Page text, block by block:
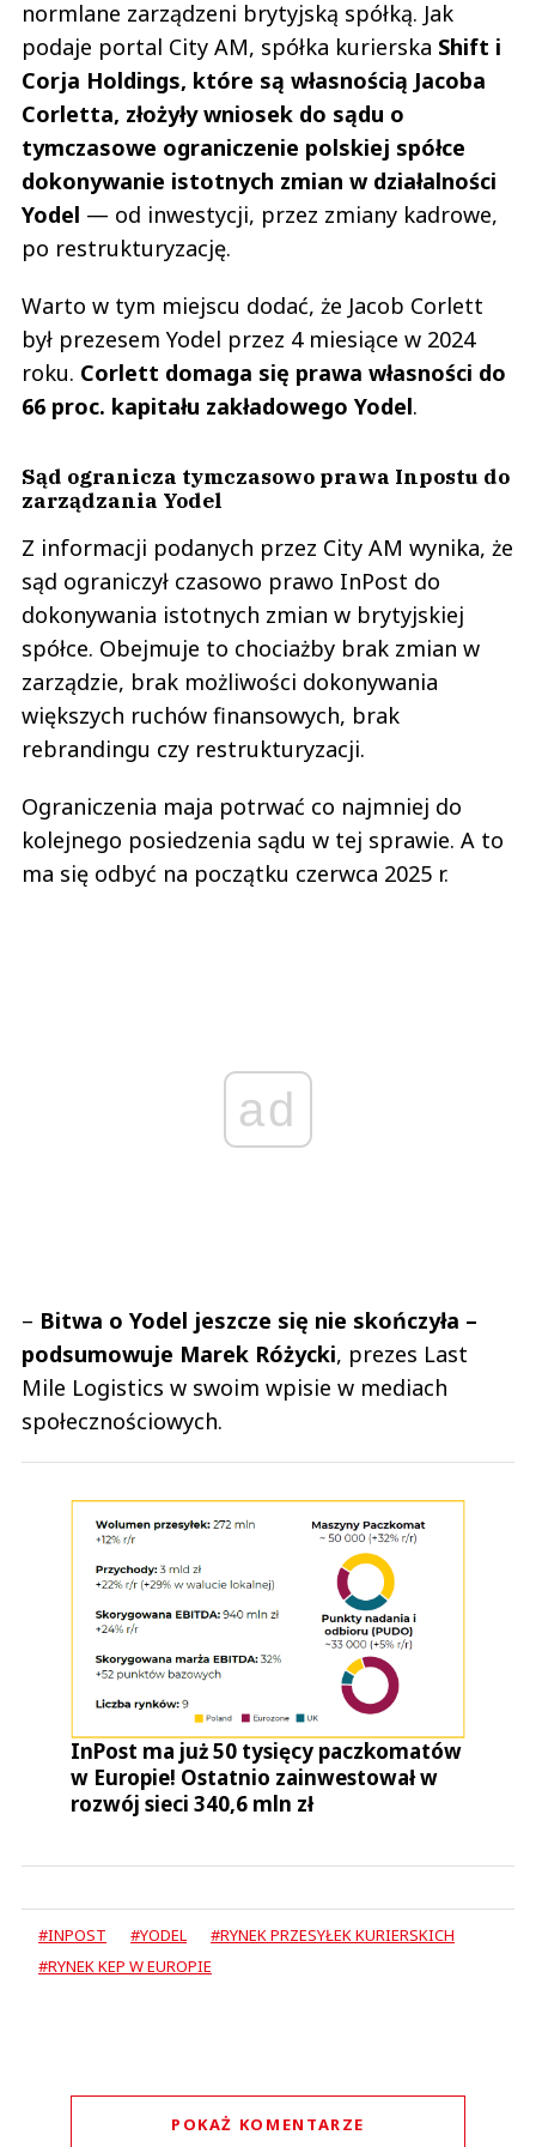
normlane zarządzeni brytyjską spółką. Jak
podaje portal City AM, spółka kurierska Shift i
Corja Holdings, które są własnością Jacoba
Corletta, złożyły wniosek do sądu o
tymczasowe ograniczenie polskiej spółce
dokonywanie istotnych zmian w działalności
Yodel — od inwestycji, przez zmiany kadrowe,
po restrukturyzację.
Warto w tym miejscu dodać, że Jacob Corlett
był prezesem Yodel przez 4 miesiące w 2024
roku. Corlett domaga się prawa własności do
66 proc. kapitału zakładowego Yodel.
Sąd ogranicza tymczasowo prawa Inpostu do
zarządzania Yodel
Z informacji podanych przez City AM wynika, że
sąd ograniczył czasowo prawo InPost do
dokonywania istotnych zmian w brytyjskiej
spółce. Obejmuje to chociażby brak zmian w
zarządzie, brak możliwości dokonywania
większych ruchów finansowych, brak
rebrandingu czy restrukturyzacji.
Ograniczenia maja potrwać co najmniej do
kolejnego posiedzenia sądu w tej sprawie. A to
ma się odbyć na początku czerwca 2025 r.
ad
– Bitwa o Yodel jeszcze się nie skończyła –
podsumowuje Marek Różycki, prezes Last
Mile Logistics w swoim wpisie w mediach
społecznościowych.
InPost ma już 50 tysięcy paczkomatów
w Europie! Ostatnio zainwestował w
rozwój sieci 340,6 mln zł
#INPOST #YODEL
#RYNEK PRZESYŁEK KURIERSKICH
#RYNEK KEP W EUROPIE
POKAŻ KOMENTARZE